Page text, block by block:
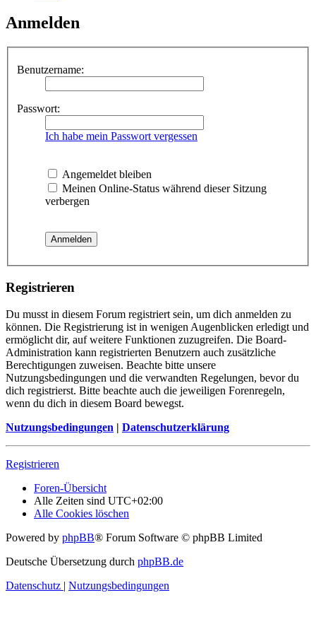
Anmelden
Benutzername:
Passwort:
Ich habe mein Passwort vergessen
Angemeldet bleiben
Meinen Online-Status während dieser Sitzung
verbergen
Registrieren
Du musst in diesem Forum registriert sein, um dich anmelden zu
können. Die Registrierung ist in wenigen Augenblicken erledigt und
ermöglicht dir, auf weitere Funktionen zuzugreifen. Die Board-
Administration kann registrierten Benutzern auch zusätzliche
Berechtigungen zuweisen. Beachte bitte unsere
Nutzungsbedingungen und die verwandten Regelungen, bevor du
dich registrierst. Bitte beachte auch die jeweiligen Forenregeln,
wenn du dich in diesem Board bewegst.
Nutzungsbedingungen | Datenschutzerklärung
Registrieren
Foren-Übersicht
Alle Zeiten sind UTC+02:00
Alle Cookies löschen
Powered by phpBB® Forum Software © phpBB Limited
Deutsche Übersetzung durch phpBB.de
Datenschutz | Nutzungsbedingungen